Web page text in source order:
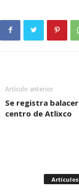
Artículo anterior
Se registra
centro de Atlixco